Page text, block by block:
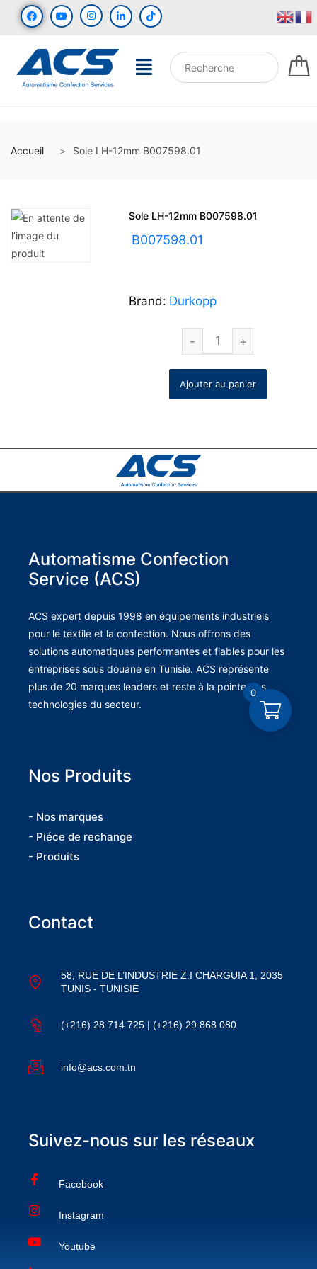
Accueil Sole LH-12mm B007598.01
Sole LH-12mm B007598.01
B007598.01
Brand: Durkopp
Ajouter au panier
Automatisme Confection
Service (ACS)
ACS expert depuis 1998 en équipements industriels
pour le textile et la confection. Nous offrons des
solutions automatiques performantes et fiables pour les
entreprises sous douane en Tunisie. ACS représente
plus de 20 marques leaders et reste à la pointe des
technologies du secteur.
Nos Produits
- Nos marques
- Piéce de rechange
- Produits
Contact
58, RUE DE L’INDUSTRIE Z.I CHARGUIA 1, 2035
TUNIS - TUNISIE
(+216) 28 714 725 | (+216) 29 868 080
info@acs.com.tn
Suivez-nous sur les réseaux
Facebook
Instagram
Youtube
0